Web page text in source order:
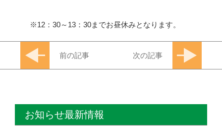
12：30～13：30までお昼休みとなります。
前の記事 次の記事
お知らせ最新情報